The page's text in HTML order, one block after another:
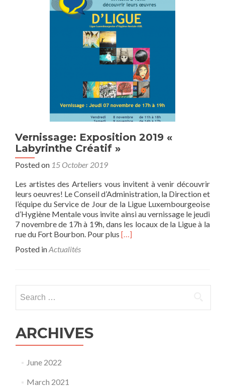
Vernissage: Exposition 2019 «
Labyrinthe Créatif »
Posted on 15 October 2019
Les artistes des Arteliers vous invitent à venir découvrir
leurs oeuvres! Le Conseil d’Administration, la Direction et
l’équipe du Service de Jour de la Ligue Luxembourgeoise
d’Hygiène Mentale vous invite ainsi au vernissage le jeudi
7 novembre de 17h à 19h, dans les locaux de la Ligue à la
rue du Fort Bourbon. Pour plus Read
2019
[…]
Posted inActualités
for:
ARCHIVES
June 2022
March 2021